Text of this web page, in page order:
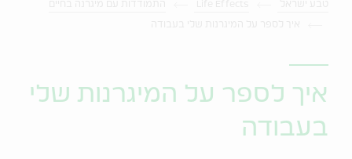
איך לספר על המיגרנות שלי
בעבודה